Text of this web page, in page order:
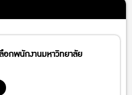
อกพนักงานมหาวิทยาลัย